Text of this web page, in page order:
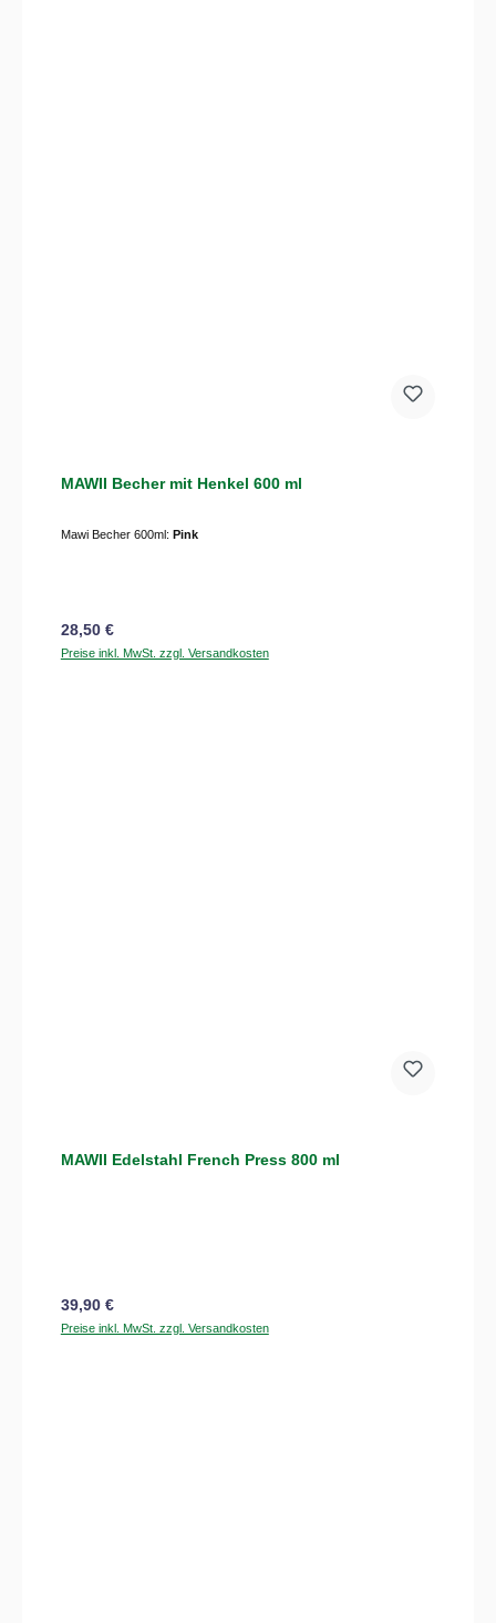
MAWII Becher mit Henkel 600 ml
Mawi Becher 600ml: Pink
Regulärer Preis:
28,50 €
Preise inkl. MwSt. zzgl. Versandkosten
MAWII Edelstahl French Press 800 ml
Regulärer Preis:
39,90 €
Preise inkl. MwSt. zzgl. Versandkosten